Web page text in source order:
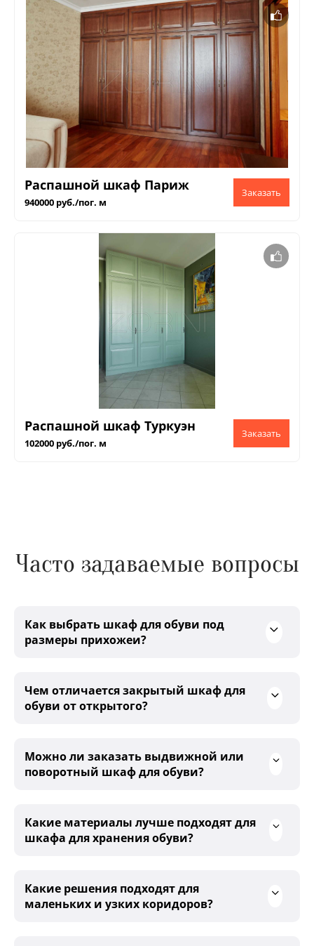
Распашной шкаф Париж
940000 руб./пог. м
Распашной шкаф Туркуэн
102000 руб./пог. м
Часто задаваемые вопросы
Как выбрать шкаф для обуви под
размеры прихожеи?
Чем отличается закрытый шкаф для
обуви от открытого?
Можно ли заказать выдвижной или
поворотный шкаф для обуви?
Какие материалы лучше подходят для
шкафа для хранения обуви?
Какие решения подходят для
маленьких и узких коридоров?